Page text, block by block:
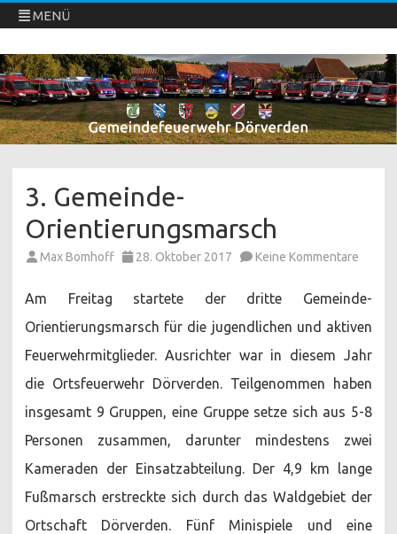
MENÜ
Freiwillige Feuerwehren Dörverden
Direkt
zum
Inhalt
springen
3. Gemeinde-
Orientierungsmarsch
Max Bomhoff 28. Oktober 2017 Keine Kommentare
Am Freitag startete der dritte Gemeinde-
Orientierungsmarsch für die jugendlichen und aktiven
Feuerwehrmitglieder. Ausrichter war in diesem Jahr
die Ortsfeuerwehr Dörverden. Teilgenommen haben
insgesamt 9 Gruppen, eine Gruppe setze sich aus 5-8
Personen zusammen, darunter mindestens zwei
Kameraden der Einsatzabteilung. Der 4,9 km lange
Fußmarsch erstreckte sich durch das Waldgebiet der
Ortschaft Dörverden. Fünf Minispiele und eine